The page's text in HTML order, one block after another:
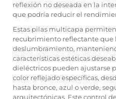
reflexión no deseada en la
que podría reducir el
Estas pilas multicapa
recubrimiento reflectante que
deslumbramiento,
características estéticas
dieléctricos pueden ajustarse
color reflejado específicas,
hasta bronce, azul o verde,
arquitectónicas. Este control